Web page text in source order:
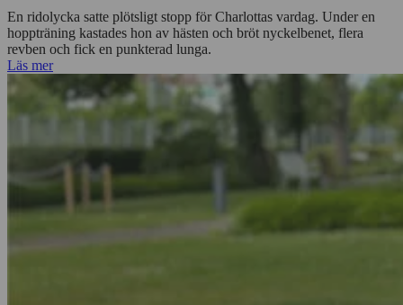
En ridolycka satte plötsligt stopp för Charlottas vardag. Under en
hoppträning kastades hon av hästen och bröt nyckelbenet, flera
revben och fick en punkterad lunga.
Läs mer